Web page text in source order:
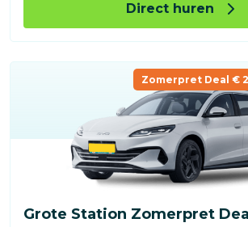
Direct huren
Zomerpret Deal €
Grote Station Zomerpret Deal